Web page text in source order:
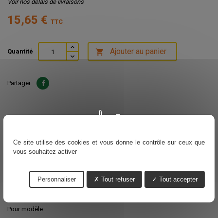
Voir nos délais de livraisons
15,65 € TTC
Quantité  Ajouter au panier
Partager
DESCRIPTION DÉTAILS DU PRODUIT
Pour modèle :
Ce site utilise des cookies et vous donne le contrôle sur ceux que
vous souhaitez activer
Tout accepter
Tout refuser
Personnaliser